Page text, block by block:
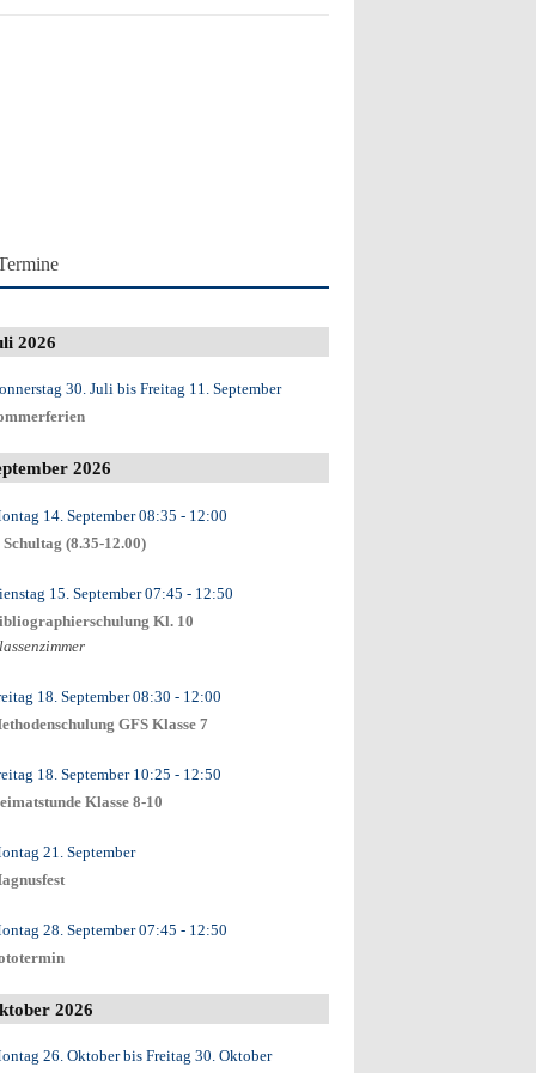
2026
30. Julibis Freitag 11. September
2026
14. September08:35 - 12:00
Schultag (8.35-12.00)
15. September07:45 - 12:50
Kl. 10
18. September08:30 - 12:00
GFS Klasse 7
18. September10:25 - 12:50
Klasse 8-10
21. September
28. September07:45 - 12:50
2026
26. Oktoberbis Freitag 30. Oktober